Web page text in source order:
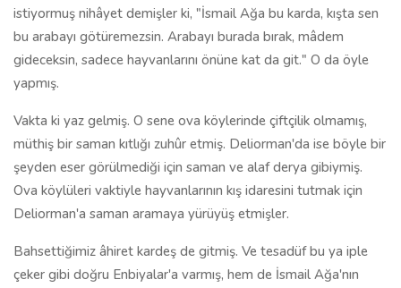
istiyormuş nihâyet demişler ki, "İsmail Ağa bu karda, kışta sen
bu arabayı götüremezsin. Arabayı burada bırak, mâdem
gideceksin, sadece hayvanlarını önüne kat da git." O da öyle
yapmış.
Vakta ki yaz gelmiş. O sene ova köylerinde çiftçilik olmamış,
müthiş bir saman kıtlığı zuhûr etmiş. Deliorman'da ise böyle bir
şeyden eser görülmediği için saman ve alaf derya gibiymiş.
Ova köylüleri vaktiyle hayvanlarının kış idaresini tutmak için
Deliorman'a saman aramaya yürüyüş etmişler.
Bahsettiğimiz âhiret kardeş de gitmiş. Ve tesadüf bu ya iple
çeker gibi doğru Enbiyalar'a varmış, hem de İsmail Ağa'nın